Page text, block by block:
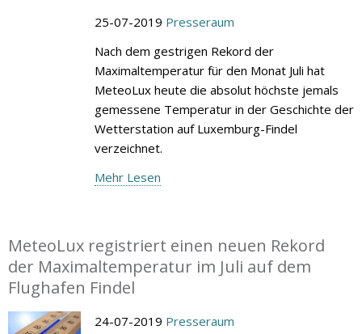
25-07-2019 Presseraum
Nach dem gestrigen Rekord der
Maximaltemperatur für den Monat Juli hat
MeteoLux heute die absolut höchste jemals
gemessene Temperatur in der Geschichte der
Wetterstation auf Luxemburg-Findel
verzeichnet.
Mehr Lesen
MeteoLux registriert einen neuen Rekord
der Maximaltemperatur im Juli auf dem
Flughafen Findel
24-07-2019 Presseraum